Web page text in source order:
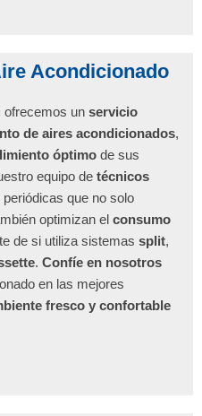
Acondicionado
ofrecemos un servicio
de aires acondicionados,
óptimo de sus
equipo de técnicos
que no solo
optimizan el consumo
de si utiliza sistemas split,
. Confíe en nosotros
en las mejores
fresco y confortable